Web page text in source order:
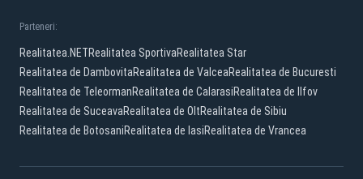
Parteneri:
Realitatea.NETRealitatea SportivaRealitatea Star
Realitatea de DambovitaRealitatea de ValceaRealitatea de Bucuresti
Realitatea de TeleormanRealitatea de CalarasiRealitatea de Ilfov
Realitatea de SuceavaRealitatea de OltRealitatea de Sibiu
Realitatea de BotosaniRealitatea de IasiRealitatea de Vrancea